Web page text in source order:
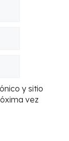
y sitio
vez